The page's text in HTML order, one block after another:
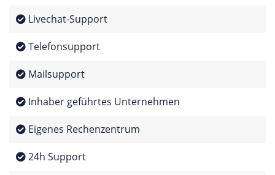
Livechat-Support
Telefonsupport
Mailsupport
Inhaber geführtes Unternehmen
Eigenes Rechenzentrum
24h Support